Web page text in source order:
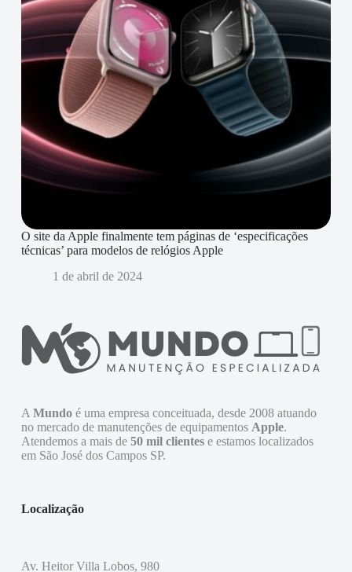
O site da Apple finalmente tem páginas de ‘especificações
técnicas’ para modelos de relógios Apple
1 de abril de 2024
A Mundoé uma empresa conceituada, desde 2008 atuando
no mercado de manutenções de equipamentos Apple.
Atendemos a mais de 50 mil clientese estamos localizados
em São José dos Campos SP.
Localização
Av. Heitor Villa Lobos, 980